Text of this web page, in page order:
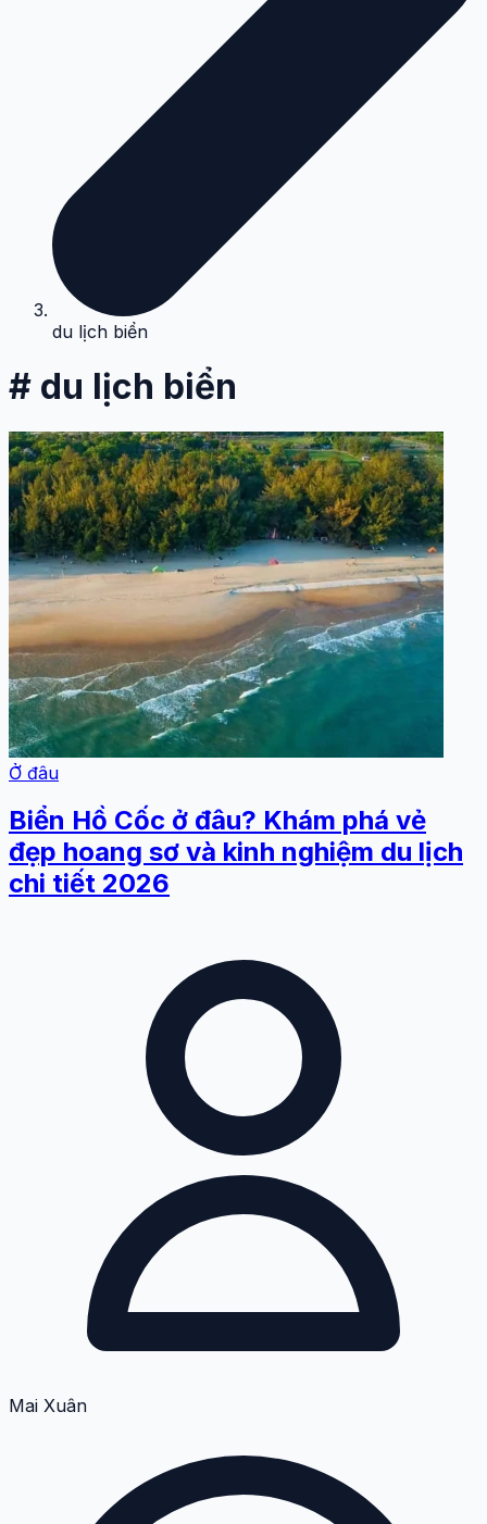
du lịch biển
# du lịch biển
Ở đâu
Biển Hồ Cốc ở đâu? Khám phá vẻ
đẹp hoang sơ và kinh nghiệm du lịch
chi tiết 2026
Mai Xuân